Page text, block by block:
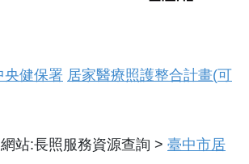
央健保署 居家醫療照護整合計畫(可
站:長照服務資源查詢 > 臺中市居